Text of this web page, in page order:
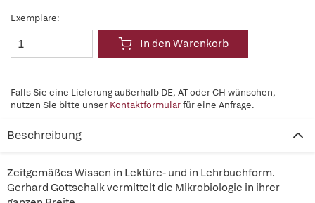
Exemplare:
In den Warenkorb
Falls Sie eine Lieferung außerhalb DE, AT oder CH wünschen,
nutzen Sie bitte unser Kontaktformularfür eine Anfrage.
Beschreibung
Zeitgemäßes Wissen in Lektüre- und in Lehrbuchform.
Gerhard Gottschalk vermittelt die Mikrobiologie in ihrer